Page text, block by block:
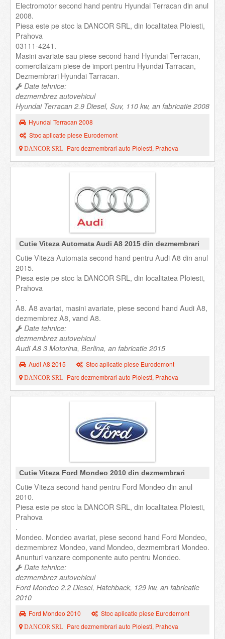
Electromotor second hand pentru Hyundai Terracan din anul
2008.
Piesa este pe stoc la DANCOR SRL, din localitatea Ploiesti,
Prahova
03111-4241.
Masini avariate sau piese second hand Hyundai Terracan,
comercilaizam piese de import pentru Hyundai Tarracan,
Dezmembrari Hyundai Tarracan.
Date tehnice:
dezmembrez autovehicul
Hyundai Terracan 2.9 Diesel, Suv, 110 kw, an fabricatie 2008
Hyundai Terracan 2008
Stoc aplicatie piese Eurodemont
DANCOR SRL Parc dezmembrari auto Ploiesti, Prahova
Cutie Viteza Automata Audi A8 2015 din dezmembrari
Cutie Viteza Automata second hand pentru Audi A8 din anul
2015.
Piesa este pe stoc la DANCOR SRL, din localitatea Ploiesti,
Prahova
.
A8. A8 avariat, masini avariate, piese second hand Audi A8,
dezmembrez A8, vand A8.
Date tehnice:
dezmembrez autovehicul
Audi A8 3 Motorina, Berlina, an fabricatie 2015
Audi A8 2015 Stoc aplicatie piese Eurodemont
DANCOR SRL Parc dezmembrari auto Ploiesti, Prahova
Cutie Viteza Ford Mondeo 2010 din dezmembrari
Cutie Viteza second hand pentru Ford Mondeo din anul
2010.
Piesa este pe stoc la DANCOR SRL, din localitatea Ploiesti,
Prahova
.
Mondeo. Mondeo avariat, piese second hand Ford Mondeo,
dezmembrez Mondeo, vand Mondeo, dezmembrari Mondeo.
Anunturi vanzare componente auto pentru Mondeo.
Date tehnice:
dezmembrez autovehicul
Ford Mondeo 2.2 Diesel, Hatchback, 129 kw, an fabricatie
2010
Ford Mondeo 2010 Stoc aplicatie piese Eurodemont
DANCOR SRL Parc dezmembrari auto Ploiesti, Prahova